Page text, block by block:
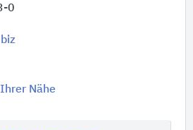
0
Nähe